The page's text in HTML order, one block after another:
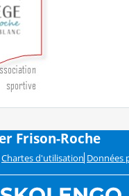
Frison-Roche
Chartes d'utilisation Données